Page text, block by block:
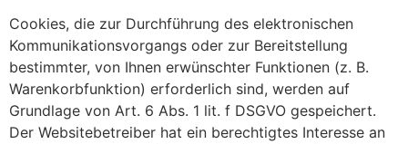
Cookies, die zur Durchführung des elektronischen
Kommunikationsvorgangs oder zur Bereitstellung
bestimmter, von Ihnen erwünschter Funktionen (z. B.
Warenkorbfunktion) erforderlich sind, werden auf
Grundlage von Art. 6 Abs. 1 lit. f DSGVO gespeichert.
Der Websitebetreiber hat ein berechtigtes Interesse an